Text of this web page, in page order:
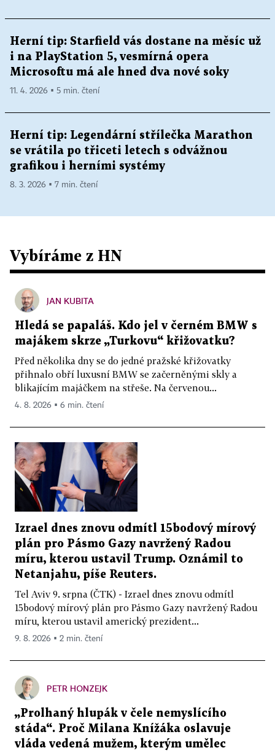
Herní tip: Starfield vás dostane na měsíc už
i na PlayStation 5, vesmírná opera
Microsoftu má ale hned dva nové soky
11. 4. 2026 ▪ 5 min. čtení
Herní tip: Legendární střílečka Marathon
se vrátila po třiceti letech s odvážnou
grafikou i herními systémy
8. 3. 2026 ▪ 7 min. čtení
Vybíráme z HN
JAN KUBITA
Hledá se papaláš. Kdo jel v černém BMW s
majákem skrze „Turkovu“ křižovatku?
Před několika dny se do jedné pražské křižovatky
přihnalo obří luxusní BMW se začerněnými skly a
blikajícím majáčkem na střeše. Na červenou...
4. 8. 2026 ▪ 6 min. čtení
Izrael dnes znovu odmítl 15bodový mírový
plán pro Pásmo Gazy navržený Radou
míru, kterou ustavil Trump. Oznámil to
Netanjahu, píše Reuters.
Tel Aviv 9. srpna (ČTK) - Izrael dnes znovu odmítl
15bodový mírový plán pro Pásmo Gazy navržený Radou
míru, kterou ustavil americký prezident...
9. 8. 2026 ▪ 2 min. čtení
PETR HONZEJK
„Prolhaný hlupák v čele nemyslícího
stáda“. Proč Milana Knížáka oslavuje
vláda vedená mužem, kterým umělec